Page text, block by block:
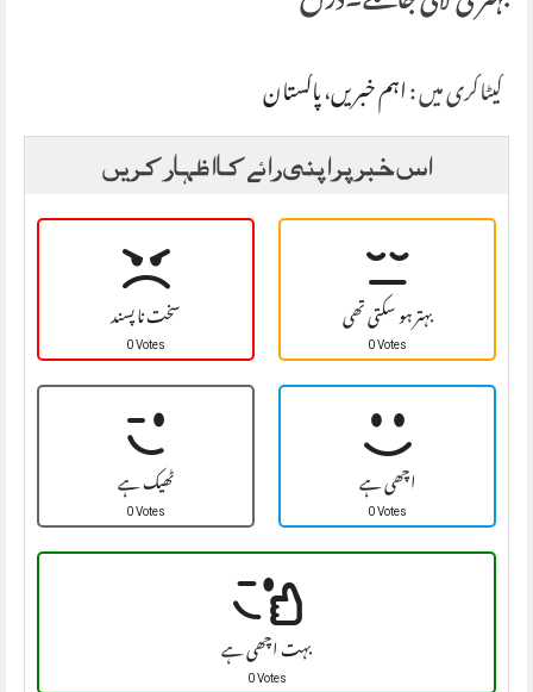
کیٹاگری میں :اہم خبریں،پاکستان
اس خبر پر اپنی رائے کا اظہار کریں
سخت نا پسند
0 Votes بہتر ہو سکتی تھی
0 Votes
ٹھیک ہے
0 Votes اچھی ہے
0 Votes
بہت اچھی ہے
0 Votes